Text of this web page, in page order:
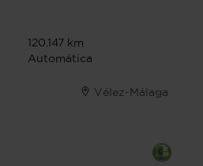
120.147 km
Automática
Vélez-Málaga